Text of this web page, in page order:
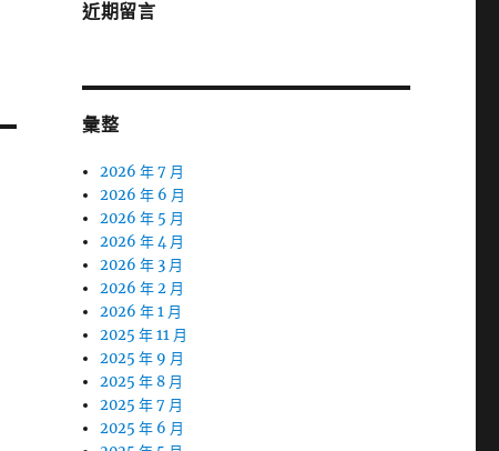
近期留言
彙整
2026 年 7 月
2026 年 6 月
2026 年 5 月
2026 年 4 月
2026 年 3 月
2026 年 2 月
2026 年 1 月
2025 年 11 月
2025 年 9 月
2025 年 8 月
2025 年 7 月
2025 年 6 月